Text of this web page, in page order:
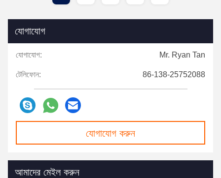
যোগাযোগ
যোগাযোগ: Mr. Ryan Tan
টেলিফোন: 86-138-25752088
যোগাযোগ করুন
আমাদের মেইল ​​করুন